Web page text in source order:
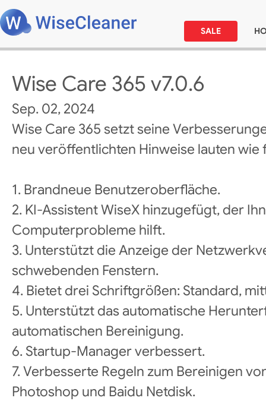
SALE
Wise Care 365 v7.0.6
Sep. 02, 2024
Wise Care 365 setzt seine
neu veröffentlichten Hinweise lauten wie
1. Brandneue Benutzeroberfläche.
2. KI-Assistent WiseX hinzugefügt, der
Computerprobleme hilft.
3. Unterstützt die Anzeige der
schwebenden Fenstern.
4. Bietet drei Schriftgrößen: Standard,
5. Unterstützt das automatische
automatischen Bereinigung.
6. Startup-Manager verbessert.
7. Verbesserte Regeln zum Bereinigen
Photoshop und Baidu Netdisk.